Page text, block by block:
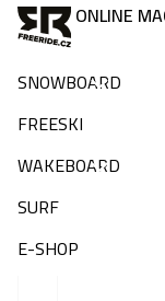
ONLINE
SNOWBOARD
FREESKI
WAKEBOARD
SURF
E-SHOP